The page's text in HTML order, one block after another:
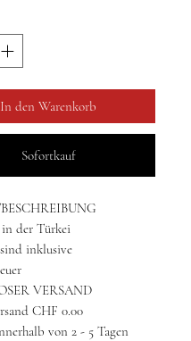
In den Warenkorb
Sofortkauf
der Türkei
inklusive
VERSAND
CHF 0.00
von 2 - 5 Tagen